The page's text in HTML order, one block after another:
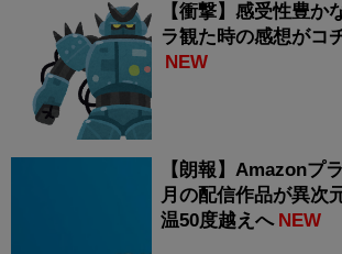
【衝撃】感受性豊か
ラ観た時の感想がコ
NEW
【朗報】Amazonプ
月の配信作品が異次
温50度越えへ NEW